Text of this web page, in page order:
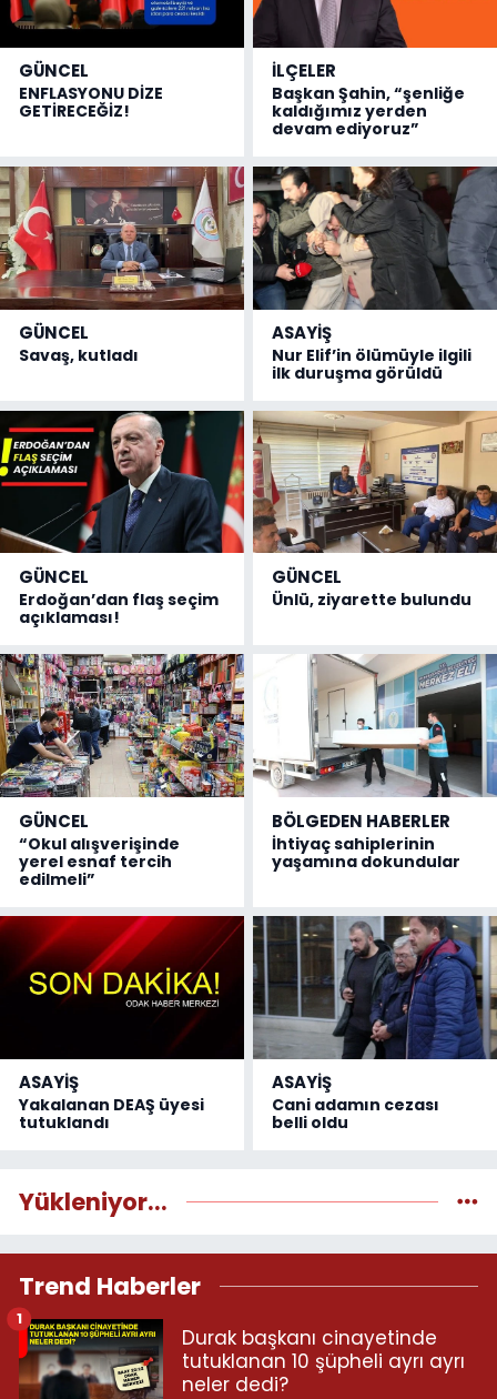
GÜNCEL
ENFLASYONU DİZE
GETİRECEĞİZ!
İLÇELER
Başkan Şahin, “şenliğe
kaldığımız yerden
devam ediyoruz”
GÜNCEL
Savaş, kutladı
ASAYİŞ
Nur Elif’in ölümüyle ilgili
ilk duruşma görüldü
GÜNCEL
Erdoğan’dan flaş seçim
açıklaması!
GÜNCEL
Ünlü, ziyarette bulundu
GÜNCEL
“Okul alışverişinde
yerel esnaf tercih
edilmeli”
BÖLGEDEN HABERLER
İhtiyaç sahiplerinin
yaşamına dokundular
ASAYİŞ
Yakalanan DEAŞ üyesi
tutuklandı
ASAYİŞ
Cani adamın cezası
belli oldu
Yükleniyor...
Trend Haberler
Durak başkanı cinayetinde
tutuklanan 10 şüpheli ayrı ayrı
neler dedi?
1